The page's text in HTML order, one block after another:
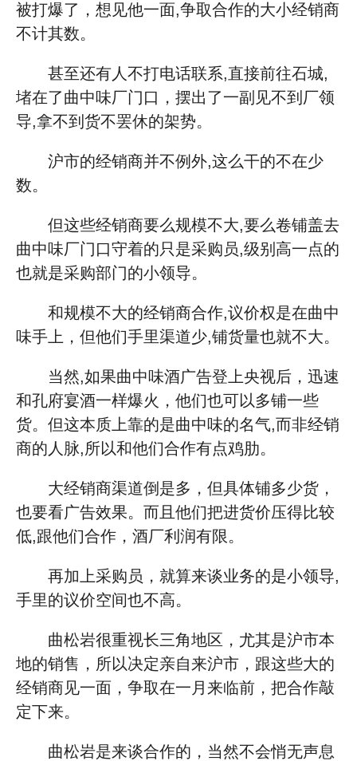
被打爆了，想见他一面,争取合作的大小经销商
不计其数。
甚至还有人不打电话联系,直接前往石城,
堵在了曲中味厂门口，摆出了一副见不到厂领
导,拿不到货不罢休的架势。
沪市的经销商并不例外,这么干的不在少
数。
但这些经销商要么规模不大,要么卷铺盖去
曲中味厂门口守着的只是采购员,级别高一点的
也就是采购部门的小领导。
和规模不大的经销商合作,议价权是在曲中
味手上，但他们手里渠道少,铺货量也就不大。
当然,如果曲中味酒广告登上央视后，迅速
和孔府宴酒一样爆火，他们也可以多铺一些
货。但这本质上靠的是曲中味的名气,而非经销
商的人脉,所以和他们合作有点鸡肋。
大经销商渠道倒是多，但具体铺多少货，
也要看广告效果。而且他们把进货价压得比较
低,跟他们合作，酒厂利润有限。
再加上采购员，就算来谈业务的是小领导,
手里的议价空间也不高。
曲松岩很重视长三角地区，尤其是沪市本
地的销售，所以决定亲自来沪市，跟这些大的
经销商见一面，争取在一月来临前，把合作敲
定下来。
曲松岩是来谈合作的，当然不会悄无声息